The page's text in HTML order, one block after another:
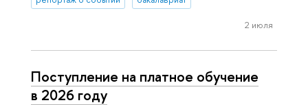
2 июля
Поступление на платное обучение
в 2026 году